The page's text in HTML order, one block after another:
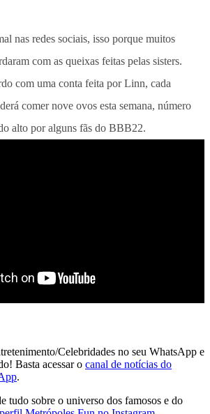
nas redes sociais, isso porque muitos
com as queixas feitas pelas sisters.
com uma conta feita por Linn, cada
comer nove ovos esta semana, número
alto por alguns fãs do BBB22.
Celebridades no seu WhatsApp e
Basta acessar o canal de notícias do
.
tudo sobre o universo dos famosos e do